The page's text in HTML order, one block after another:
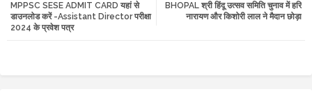
tte ats
BHOPAL श्री हिंदू उत्सव समिति चुनाव में हरि
नारायण और किशोरी लाल ने मैदान छोड़ा
MPPSC SESE ADMIT CARD यहां से
डाउनलोड करें -Assistant Director परीक्षा
2024 के प्रवेश पत्र